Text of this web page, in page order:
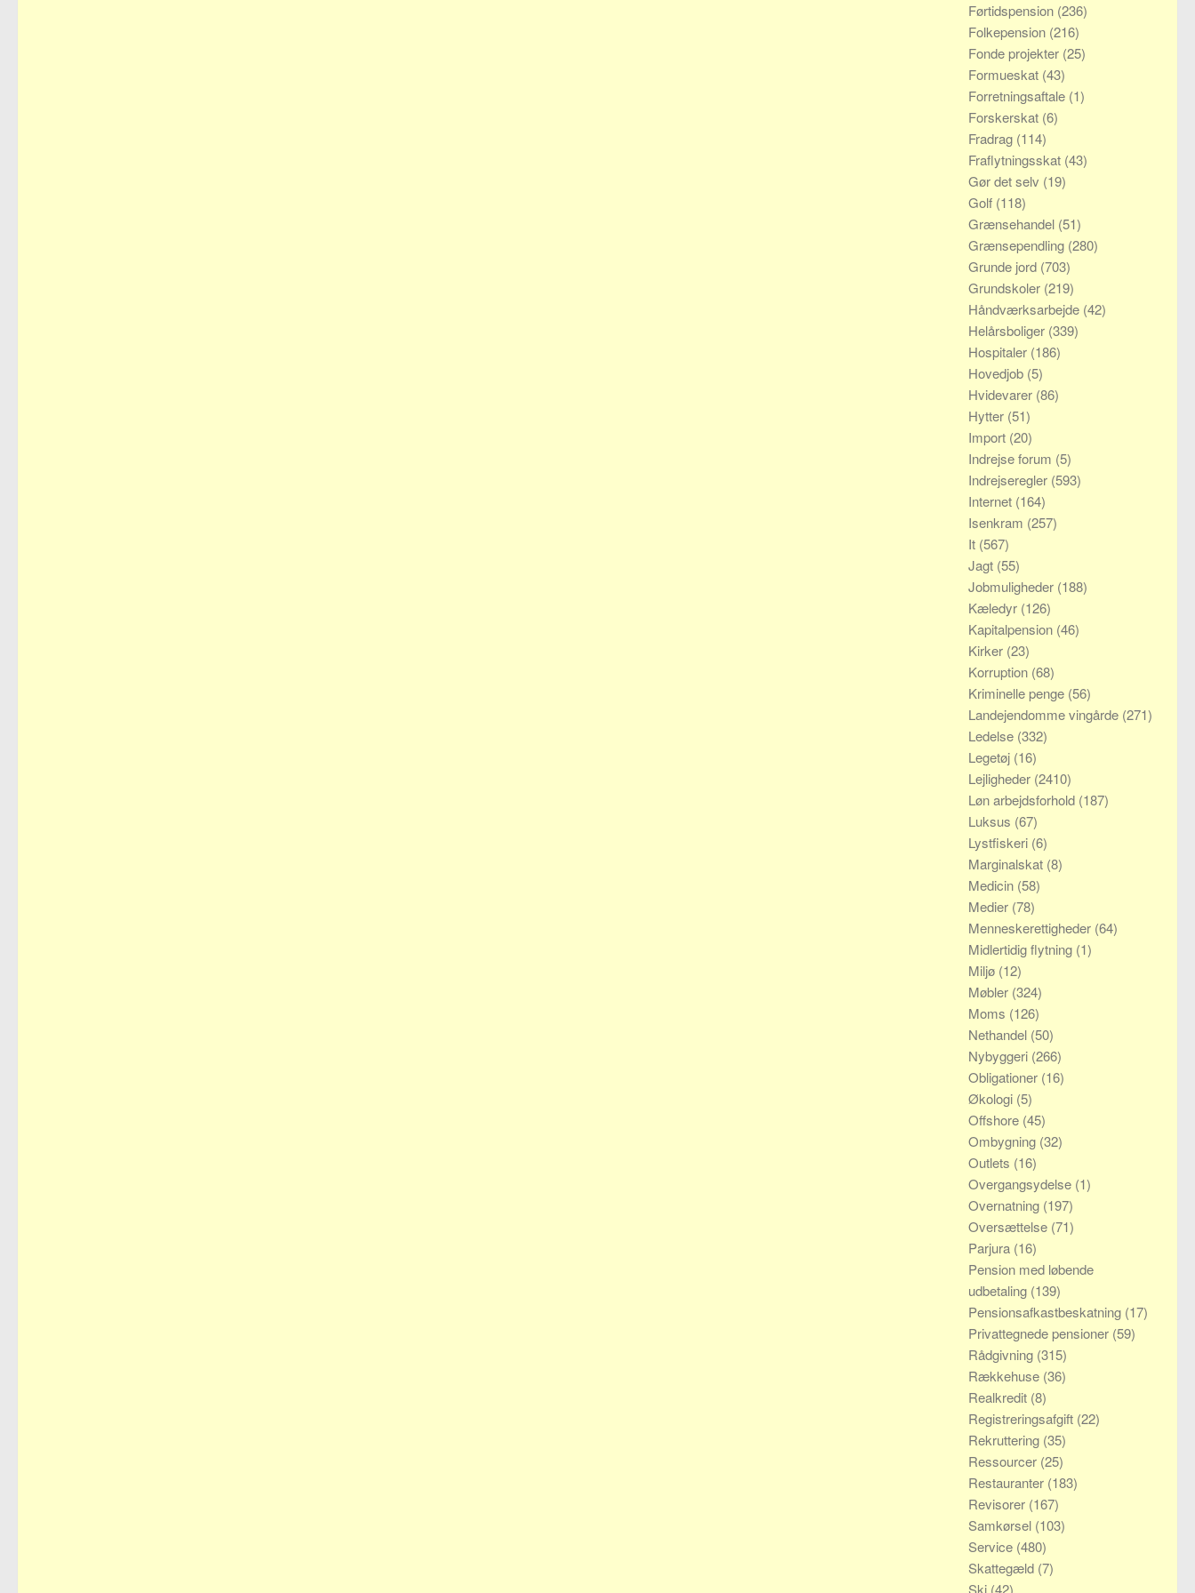
Førtidspension (236)
Folkepension (216)
Fonde projekter (25)
Formueskat (43)
Forretningsaftale (1)
Forskerskat (6)
Fradrag (114)
Fraflytningsskat (43)
Gør det selv (19)
Golf (118)
Grænsehandel (51)
Grænsependling (280)
Grunde jord (703)
Grundskoler (219)
Håndværksarbejde (42)
Helårsboliger (339)
Hospitaler (186)
Hovedjob (5)
Hvidevarer (86)
Hytter (51)
Import (20)
Indrejse forum (5)
Indrejseregler (593)
Internet (164)
Isenkram (257)
It (567)
Jagt (55)
Jobmuligheder (188)
Kæledyr (126)
Kapitalpension (46)
Kirker (23)
Korruption (68)
Kriminelle penge (56)
Landejendomme vingårde (271)
Ledelse (332)
Legetøj (16)
Lejligheder (2410)
Løn arbejdsforhold (187)
Luksus (67)
Lystfiskeri (6)
Marginalskat (8)
Medicin (58)
Medier (78)
Menneskerettigheder (64)
Midlertidig flytning (1)
Miljø (12)
Møbler (324)
Moms (126)
Nethandel (50)
Nybyggeri (266)
Obligationer (16)
Økologi (5)
Offshore (45)
Ombygning (32)
Outlets (16)
Overgangsydelse (1)
Overnatning (197)
Oversættelse (71)
Parjura (16)
Pension med løbende
udbetaling (139)
Pensionsafkastbeskatning (17)
Privattegnede pensioner (59)
Rådgivning (315)
Rækkehuse (36)
Realkredit (8)
Registreringsafgift (22)
Rekruttering (35)
Ressourcer (25)
Restauranter (183)
Revisorer (167)
Samkørsel (103)
Service (480)
Skattegæld (7)
Ski (42)